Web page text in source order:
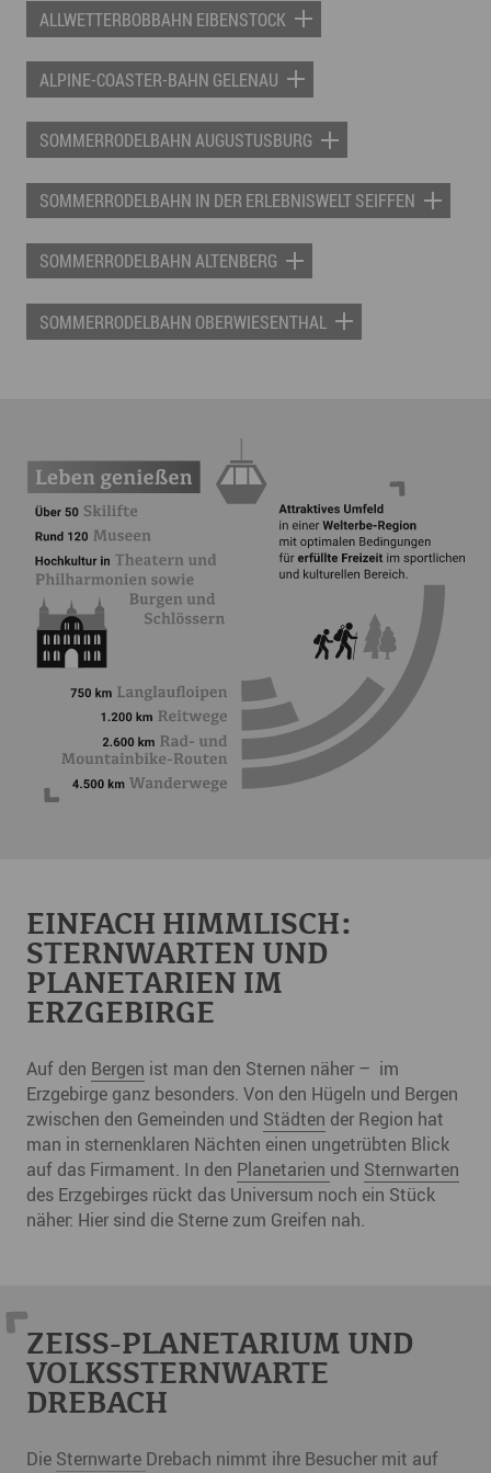
ALLWETTERBOBBAHN EIBENSTOCK
ALPINE-COASTER-BAHN GELENAU
SOMMERRODELBAHN AUGUSTUSBURG
SOMMERRODELBAHN IN DER ERLEBNISWELT SEIFFEN
SOMMERRODELBAHN ALTENBERG
SOMMERRODELBAHN OBERWIESENTHAL
EINFACH HIMMLISCH:
STERNWARTEN UND
PLANETARIEN IM
ERZGEBIRGE
Auf den Bergen ist man den Sternen näher – im
Erzgebirge ganz besonders. Von den Hügeln und Bergen
zwischen den Gemeinden und Städten der Region hat
man in sternenklaren Nächten einen ungetrübten Blick
auf das Firmament. In den Planetarien und Sternwarten
des Erzgebirges rückt das Universum noch ein Stück
näher: Hier sind die Sterne zum Greifen nah.
ZEISS-PLANETARIUM UND
VOLKSSTERNWARTE
DREBACH
Die Sternwarte Drebach nimmt ihre Besucher mit auf